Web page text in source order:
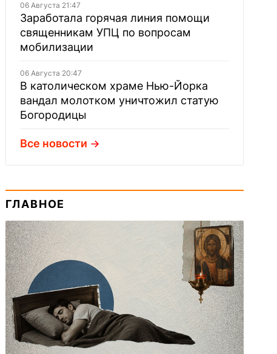
06 Августа 21:47
Заработала горячая линия помощи
священникам УПЦ по вопросам
мобилизации
06 Августа 20:47
В католическом храме Нью-Йорка
вандал молотком уничтожил статую
Богородицы
Все новости
ГЛАВНОЕ